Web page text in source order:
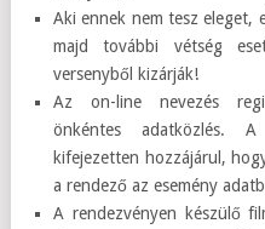
Aki ennek nem tesz eleget,
majd további vétség
versenyből kizárják!
Az on-line nevezés
önkéntes adatközlés.
kifejezetten hozzájárul,
a rendező az esemény
A rendezvényen készülő